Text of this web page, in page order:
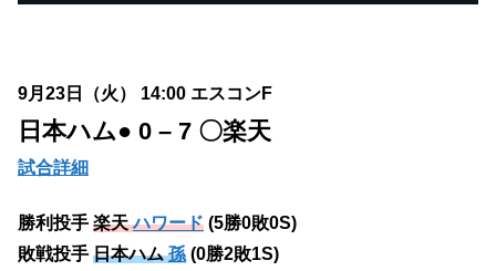
9月23日（火） 14:00 エスコンF
日本ハム● 0 – 7 〇楽天
試合詳細
勝利投手 楽天ハワード (5勝0敗0S)
敗戦投手 日本ハム孫 (0勝2敗1S)